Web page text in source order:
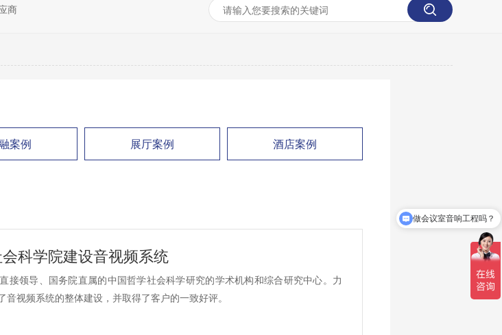
商
案例 展厅案例 酒店案例
科学院建设音视频系统
接领导、国务院直属的中国哲学社会科学研究的学术机构和综合研究中心。力
视频系统的整体建设，并取得了客户的一致好评。
做会议室音响工程吗？